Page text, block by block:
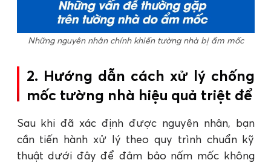
Những nguyên nhân chính khiến tường nhà bị ẩm mốc
2. Hướng dẫn cách xử lý chống
mốc tường nhà hiệu quả triệt để
Sau khi đã xác định được nguyên nhân, bạn
cần tiến hành xử lý theo quy trình chuẩn kỹ
thuật dưới đây để đảm bảo nấm mốc không